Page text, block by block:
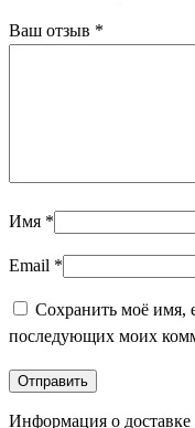
Ваш отзыв *
Имя *
Email *
Сохранить моё имя,
последующих моих
Информация о доставке